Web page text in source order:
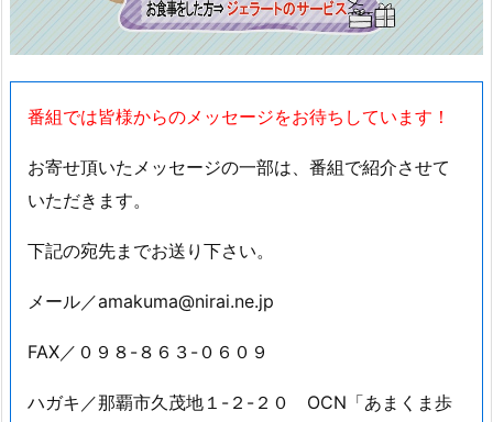
番組では皆様からのメッセージをお待ちしています！
お寄せ頂いたメッセージの一部は、番組で紹介させて
いただきます。
下記の宛先までお送り下さい。
メール／amakuma@nirai.ne.jp
FAX／０９８-８６３-０６０９
ハガキ／那覇市久茂地１-２-２０ OCN「あまくま歩